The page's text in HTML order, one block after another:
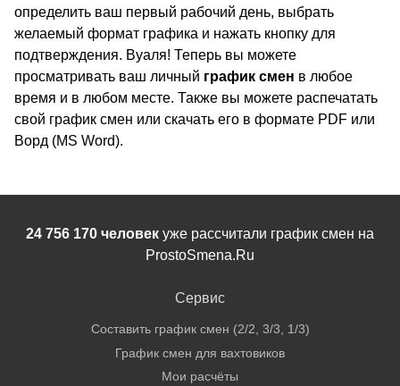
определить ваш первый рабочий день, выбрать
желаемый формат графика и нажать кнопку для
подтверждения. Вуаля! Теперь вы можете
просматривать ваш личный график смен в любое
время и в любом месте. Также вы можете распечатать
свой график смен или скачать его в формате PDF или
Ворд (MS Word).
24 756 170 человек уже рассчитали график смен на
ProstoSmena.Ru
Сервис
Составить график смен (2/2, 3/3, 1/3)
График смен для вахтовиков
Мои расчёты